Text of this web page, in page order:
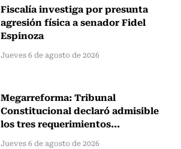
Fiscalía investiga por presunta
agresión física a senador Fidel
Espinoza
Jueves 6 de agosto de 2026
Megarreforma: Tribunal
Constitucional declaró admisible
los tres requerimientos...
Jueves 6 de agosto de 2026